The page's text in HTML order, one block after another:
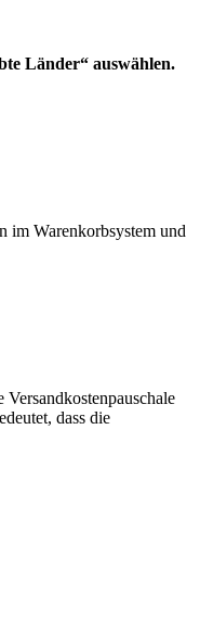
Länder“ auswählen.
im Warenkorbsystem und
dass die